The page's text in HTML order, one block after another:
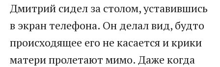
Дмитрий сидел за столом, уставившись
в экран телефона. Он делал вид, будто
происходящее его не касается и крики
матери пролетают мимо. Даже когда